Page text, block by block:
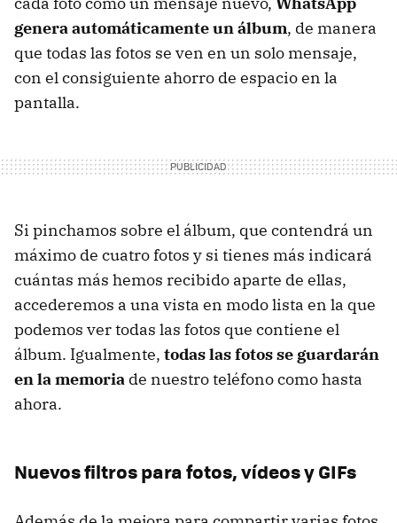
genera automáticamente un álbum, de manera
que todas las fotos se ven en un solo mensaje,
con el consiguiente ahorro de espacio en la
pantalla.
Si pinchamos sobre el álbum, que contendrá un
máximo de cuatro fotos y si tienes más indicará
cuántas más hemos recibido aparte de ellas,
accederemos a una vista en modo lista en la que
podemos ver todas las fotos que contiene el
álbum. Igualmente, todas las fotos se guardarán
en la memoria de nuestro teléfono como hasta
ahora.
Nuevos filtros para fotos, vídeos y GIFs